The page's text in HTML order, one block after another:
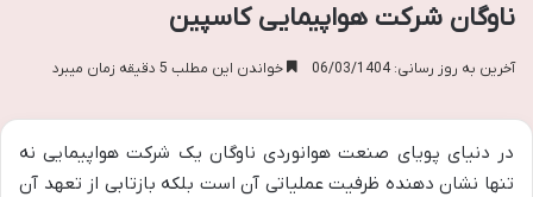
ناوگان شرکت هواپیمایی کاسپین
آخرین به روز رسانی: 06/03/1404 خواندن این مطلب 5 دقیقه زمان میبرد
در دنیای پویای صنعت هوانوردی ناوگان یک شرکت هواپیمایی نه
تنها نشان دهنده ظرفیت عملیاتی آن است بلکه بازتابی از تعهد آن